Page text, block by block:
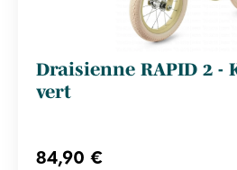
Draisienne RAPID 2 -
vert
84,90 €